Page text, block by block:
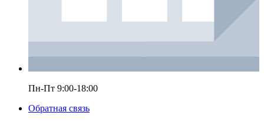
Пн-Пт 9:00-18:00
Обратная связь